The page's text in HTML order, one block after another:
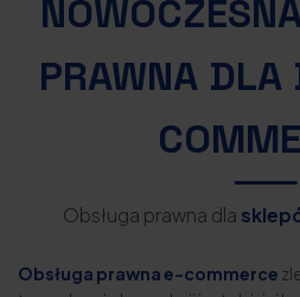
PRAWNA DLA
Obsługa prawna dla
Obsługa prawna e-commerce